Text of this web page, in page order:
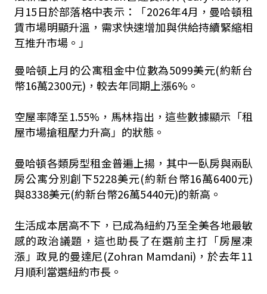
月15日於部落格中表示：「2026年4月，曼哈頓租
賃市場明顯升溫，需求快速增加與供給持續緊縮相
互推升市場。」
曼哈頓上月的公寓租金中位數為5099美元(約新台
幣16萬2300元)，較去年同期上漲6%。
空屋率降至1.55%，馬林指出，這些數據顯示「租
屋市場搶租壓力升高」的狀態。
曼哈頓各類房型租金普遍上揚，其中一臥房與兩臥
房公寓分別創下5228美元(約新台幣16萬6400元)
與8338美元(約新台幣26萬5440元)的新高。
生活成本居高不下，已成為紐約乃至全美各地最敏
感的政治議題，這也助長了在選前主打「房屋凍
漲」政見的曼達尼(Zohran Mamdani)，於去年11
月順利當選紐約市長。